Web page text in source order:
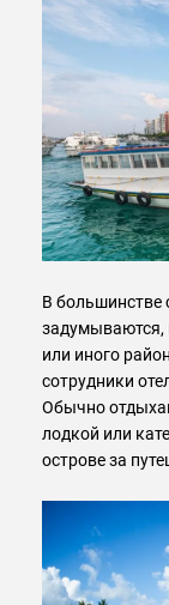
В большинстве
задумываются,
или иного
сотрудники
Обычно
лодкой или
острове за